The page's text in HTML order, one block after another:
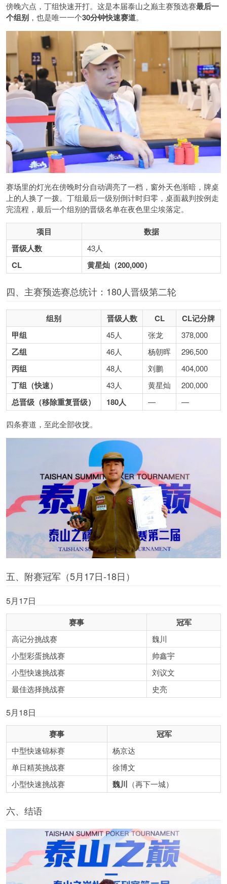
傍晚六点，丁组快速开打。这是本届泰山之巅主赛预选赛最后一
个组别 ，也是唯一一个30分钟快速赛道。
赛场里的灯光在傍晚时分自动调亮了一档，窗外天色渐暗，牌桌
上的人换了一拨。丁组最后一级别倒计时归零，桌面裁判按例走
完流程，最后一个组别的晋级名单在夜色里尘埃落定。
项目
数据
晋级人数
43人
CL 黄星灿（200,000）
四、主赛预选赛总统计：180人晋级第二轮
组别 晋级人数 CL
CL记分牌
甲组
45人 张龙 378,000
乙组 46人 杨朝晖 296,500
丙组 48人 刘鹏 404,000
丁组（快速） 43人 黄星灿 200,000
总晋级（移除重复晋级） 180人 — —
四条赛道，至此全部收拢。
五、附赛冠军（5月17日-18日）
5月17日
赛事 冠军
高记分挑战赛
魏川
小型彩蛋挑战赛
帅鑫宇
小型快速挑战赛
刘议文
最佳选择挑战赛
史亮
5月18日
赛事 冠军
中型快速锦标赛
杨京达
单日精英挑战赛
徐博文
小型快速挑战赛
魏川 （再下一城）
六、结语